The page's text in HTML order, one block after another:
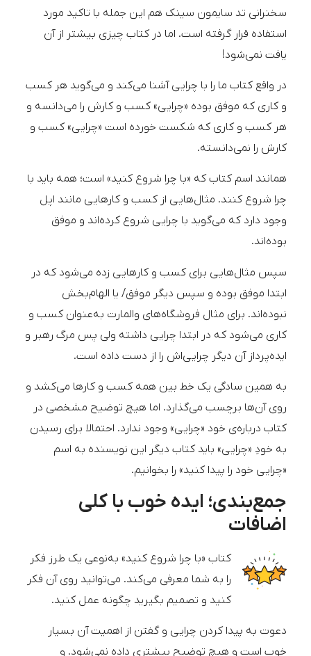
سخنرانی تد سایمون سینک هم این جمله با تاکید مورد
استفاده قرار گرفته است. اما در کتاب چیزی بیشتر از آن
یافت نمی‌شود!
در واقع کتاب ما را با چرایی آشنا می‌کند و می‌گوید هر کسب
و کاری که موفق بوده «چرایی» کسب و کارش را می‌دانسه و
هر کسب و کاری که شکست خورده است «چرایی» کسب و
کارش را نمی‌دانسته.
همانند اسم کتاب که «با چرا شروع کنید» است؛ همه باید با
چرا شروع کنند. مثال‌هایی از کسب و کارهایی مانند اپل
وجود دارد که می‌گوید با چرایی شروع کرده‌اند و موفق
بوده‌اند.
سپس مثال‌هایی برای کسب و کارهایی زده می‌شود که در
ابتدا موفق بوده و سپس دیگر موفق/ یا الهام‌بخش
نبوده‌اند. برای مثال فروشگاه‌های والمارت به‌عنوان کسب و
کاری می‌شود که در ابتدا چرایی داشته ولی پس مرگ رهبر و
ایده‌پرداز آن دیگر چرایی‌اش را از دست داده است.
به همین سادگی یک خط بین همه کسب و کارها می‌کشد و
روی آن‌ها برچسب می‌گذارد. اما هیچ توضیح مشخصی در
کتاب در‌باره‌ی خود «چرایی» وجود ندارد.­ احتمالا برای رسیدن
به خودِ «چرایی» باید کتاب دیگر این نویسنده به اسم
«چرایی خود را پیدا کنید» را بخوانیم.
جمع‌بندی؛ ایده خوب با کلی
اضافات
کتاب «با چرا شروع کنید» به‌نوعی یک طرز فکر
را به شما معرفی می‌کند. می‌توانید روی آن فکر
کنید و تصمیم بگیرید چگونه عمل کنید.
دعوت به پیدا کردن چرایی و گفتن از اهمیت آن بسیار
خوب است و هیچ توضیح بیشتری داده نمی‌شود. و